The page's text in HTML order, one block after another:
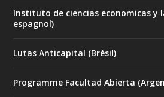
Instituto de ciencias economicas y
espagnol)
Lutas Anticapital (Brésil)
Programme Facultad Abierta